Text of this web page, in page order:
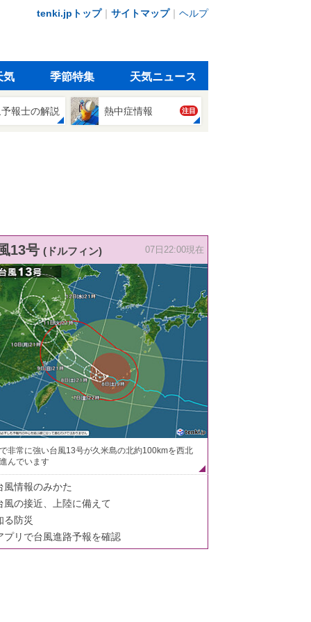
tenki.jpトップ｜ サイトマップ｜ ヘルプ
気 季節特集 天気ニュース
報士の解説 熱中症情報 注目
13号 (ドルフィン) 07日22:00現在
非常に強い台風13号が久米島の北約100kmを西北
んでいます
風情報のみかた
風の接近、上陸に備えて
る防災
プリで台風進路予報を確認